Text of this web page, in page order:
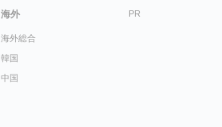
海外
海外総合
韓国
中国
PR